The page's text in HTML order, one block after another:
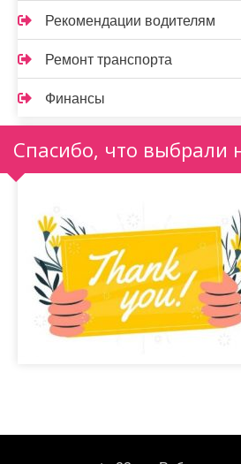
Рекомендации водителям
Ремонт транспорта
Финансы
Спасибо, что выбрали